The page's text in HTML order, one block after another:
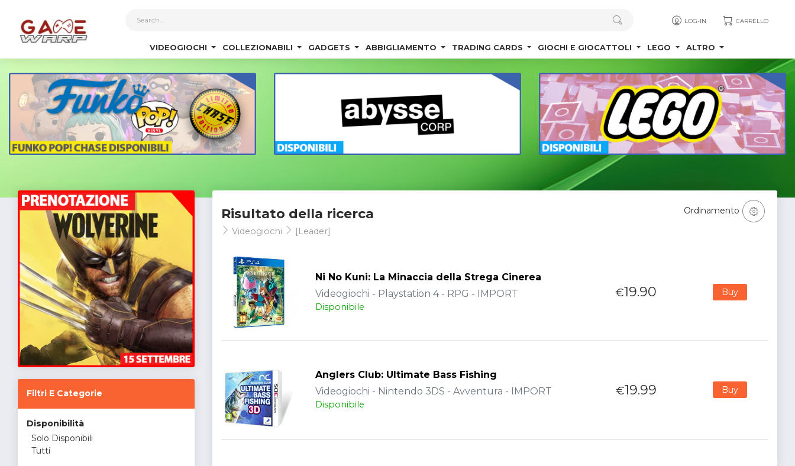
LOG-IN CARRELLO
VIDEOGIOCHI COLLEZIONABILI GADGETS ABBIGLIAMENTO TRADING CARDS GIOCHI E GIOCATTOLI LEGO ALTRO
Filtri E Categorie
Disponibilità
Solo Disponibili
Tutti
Risultato della ricerca
Videogiochi [Leader]
Ordinamento
Ni No Kuni: La Minaccia della Strega Cinerea
Videogiochi - Playstation 4 - RPG - IMPORT
Disponibile
€19.90 Buy
Anglers Club: Ultimate Bass Fishing
Videogiochi - Nintendo 3DS - Avventura - IMPORT
Disponibile
€19.99 Buy